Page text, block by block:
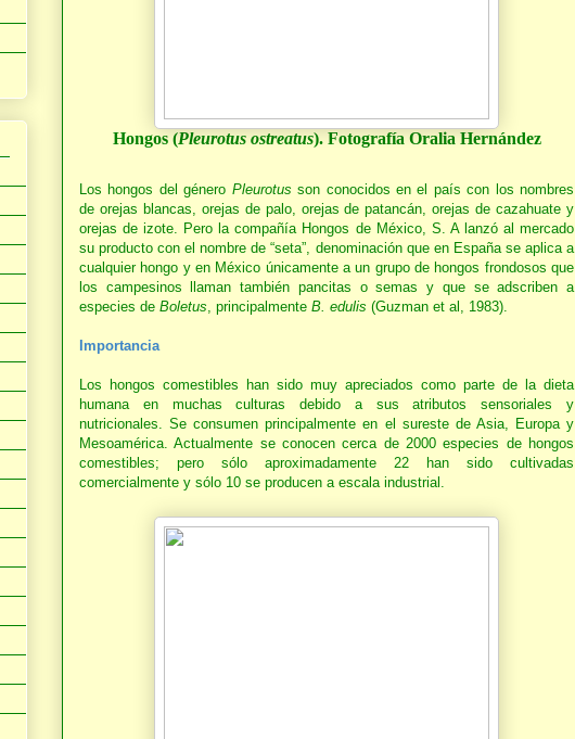
Hongos (Pleurotus ostreatus). Fotografía Oralia Hernández
Los hongos del género Pleurotus son conocidos en el país con los nombres
de orejas blancas, orejas de palo, orejas de patancán, orejas de cazahuate y
orejas de izote. Pero la compañía Hongos de México, S. A lanzó al mercado
su producto con el nombre de “seta”, denominación que en España se aplica a
cualquier hongo y en México únicamente a un grupo de hongos frondosos que
los campesinos llaman también pancitas o semas y que se adscriben a
especies de Boletus , principalmente B. edulis (Guzman et al, 1983).
Importancia
Los hongos comestibles han sido muy apreciados como parte de la dieta
humana en muchas culturas debido a sus atributos sensoriales y
nutricionales. Se consumen principalmente en el sureste de Asia, Europa y
Mesoamérica. Actualmente se conocen cerca de 2000 especies de hongos
comestibles; pero sólo aproximadamente 22 han sido cultivadas
comercialmente y sólo 10 se producen a escala industrial.